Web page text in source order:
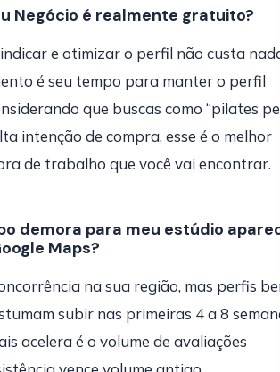
Negócio é realmente gratuito?
e otimizar o perfil não custa
é seu tempo para manter o perfil
que buscas como “pilates
intenção de compra, esse é o melhor
de trabalho que você vai encontrar.
demora para meu estúdio
Maps?
na sua região, mas perfis
subir nas primeiras 4 a 8
acelera é o volume de avaliações